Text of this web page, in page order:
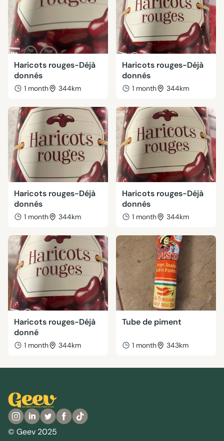
Haricots rouges-Déjà
donnés
1 month 344km
Haricots rouges-Déjà
donnés
1 month 344km
Haricots rouges-Déjà
donnés
1 month 344km
Haricots rouges-Déjà
donnés
1 month 344km
Haricots rouges-Déjà
donné
1 month 344km
Tube de piment
1 month 343km
© Geev 2025